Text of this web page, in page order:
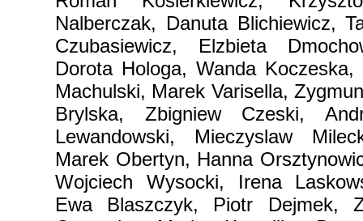
Nalberczak, Danuta Blichiewicz,
Czubasiewicz, Elzbieta
Dorota Hologa, Wanda
Machulski, Marek Varisella,
Brylska, Zbigniew Czeski,
Lewandowski, Mieczyslaw
Marek Obertyn, Hanna
Wojciech Wysocki, Irena
Ewa Blaszczyk, Piotr Dejmek,